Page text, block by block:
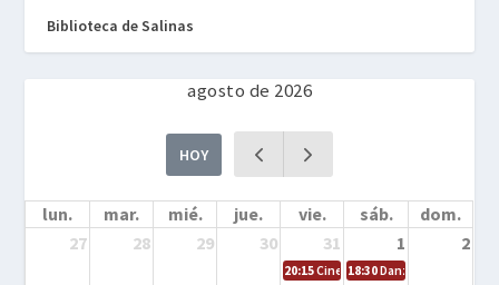
Biblioteca de Salinas
agosto de 2026
HOY
lun. mar. mié. jue. vie. sáb.
dom.
27
28 29 30 31 1 2
20:15Cine en la calle – Cómo
18:30Danza – Cita en el